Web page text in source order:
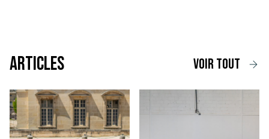
voir tout
Articles